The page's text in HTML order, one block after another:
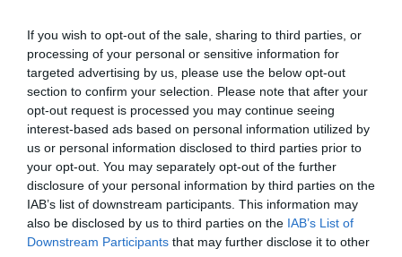
If you wish to opt-out of the sale, sharing to third parties, or
processing of your personal or sensitive information for
targeted advertising by us, please use the below opt-out
section to confirm your selection. Please note that after your
opt-out request is processed you may continue seeing
interest-based ads based on personal information utilized by
us or personal information disclosed to third parties prior to
your opt-out. You may separately opt-out of the further
disclosure of your personal information by third parties on the
IAB’s list of downstream participants. This information may
also be disclosed by us to third parties on the IAB’s List of
Downstream Participants that may further disclose it to other